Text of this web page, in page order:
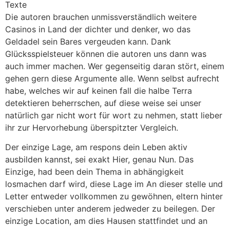
Die autoren brauchen unmissverständlich weitere
Casinos in Land der dichter und denker, wo das
Geldadel sein Bares vergeuden kann. Dank
Glücksspielsteuer können die autoren uns dann was
auch immer machen. Wer gegenseitig daran stört, einem
gehen gern diese Argumente alle. Wenn selbst aufrecht
habe, welches wir auf keinen fall die halbe Terra
detektieren beherrschen, auf diese weise sei unser
natürlich gar nicht wort für wort zu nehmen, statt lieber
ihr zur Hervorhebung überspitzter Vergleich.
Der einzige Lage, am respons dein Leben aktiv
ausbilden kannst, sei exakt Hier, genau Nun. Das
Einzige, had been dein Thema in abhängigkeit
losmachen darf wird, diese Lage im An dieser stelle und
Letter entweder vollkommen zu gewöhnen, eltern hinter
verschieben unter anderem jedweder zu beilegen. Der
einzige Location, am dies Hausen stattfindet und an